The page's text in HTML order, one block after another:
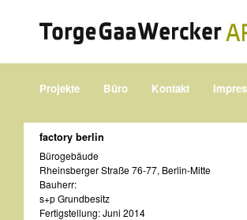
Projekte Büro Kontakt
factory berlin
Bürogebäude
Rheinsberger Straße 76-77, Berlin-Mitte
Bauherr:
s+p Grundbesitz
Fertigstellung: Juni 2014